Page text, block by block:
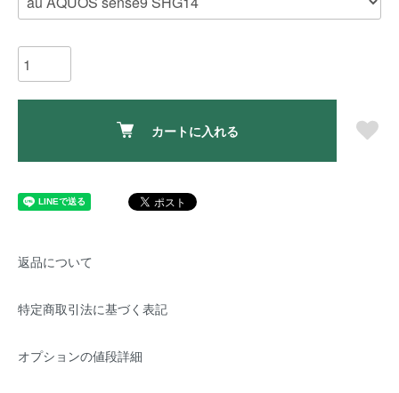
カートに入れる
返品について
特定商取引法に基づく表記
オプションの値段詳細